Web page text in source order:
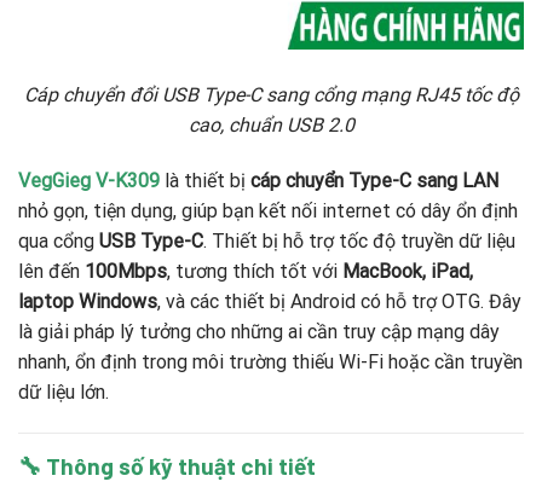
Cáp chuyển đổi USB Type-C sang cổng mạng RJ45 tốc độ
cao, chuẩn USB 2.0
VegGieg V-K309 là thiết bị cáp chuyển Type-C sang LAN
nhỏ gọn, tiện dụng, giúp bạn kết nối internet có dây ổn định
qua cổng USB Type-C. Thiết bị hỗ trợ tốc độ truyền dữ liệu
lên đến 100Mbps, tương thích tốt với MacBook, iPad,
laptop Windows, và các thiết bị Android có hỗ trợ OTG. Đây
là giải pháp lý tưởng cho những ai cần truy cập mạng dây
nhanh, ổn định trong môi trường thiếu Wi-Fi hoặc cần truyền
dữ liệu lớn.
🔧 Thông số kỹ thuật chi tiết